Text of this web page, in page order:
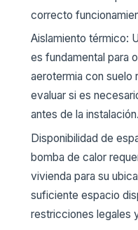
correcto
Aislamiento térmico:
es fundamental para
aerotermia con suelo
evaluar si es
antes de la instalación.
Disponibilidad de
bomba de calor
vivienda para su
suficiente espacio
restricciones legales